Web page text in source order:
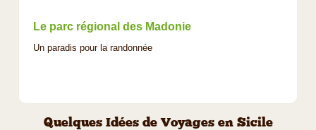
Le parc régional des Madonie
Un paradis pour la randonnée
Quelques Idées de Voyages en Sicile